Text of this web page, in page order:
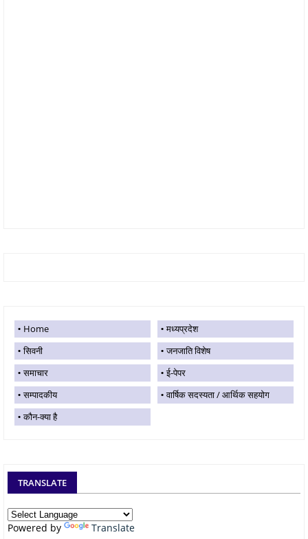
Home
मध्यप्रदेश
सिवनी
जनजाति विशेष
समाचार
ई-पेपर
सम्पादकीय
वार्षिक सदस्यता / आर्थिक सहयोग
कौन-क्या है
TRANSLATE
Powered by Translate